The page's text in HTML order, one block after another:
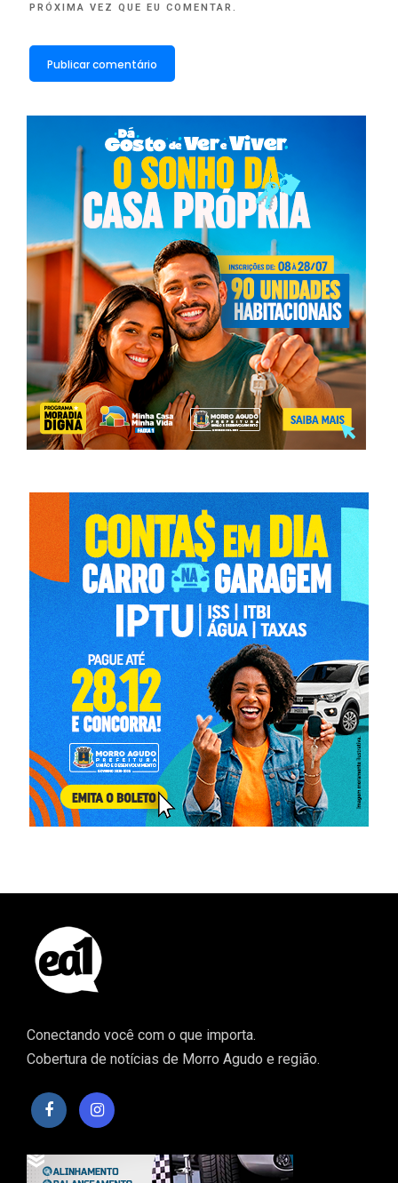
PRÓXIMA VEZ QUE EU COMENTAR.
Conectando você com o que importa.
Cobertura de notícias de Morro Agudo e região.